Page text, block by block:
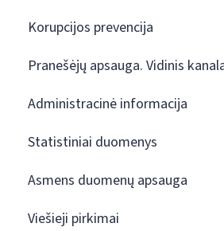
Korupcijos prevencija
Pranešėjų apsauga. Vidinis
Administracinė informacija
Statistiniai duomenys
Asmens duomenų apsauga
Viešieji pirkimai